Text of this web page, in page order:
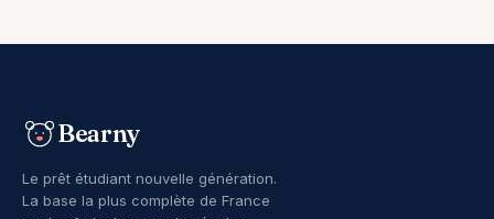
Bearny
Le prêt étudiant nouvelle génération.
La base la plus complète de France